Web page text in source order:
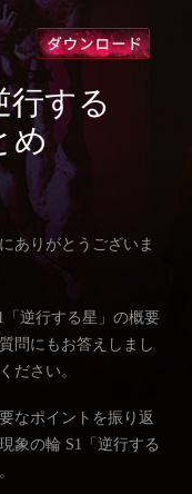
行する
め
ありがとうございま
逆行する星」の概要
問にもお答えしまし
ださい。
なポイントを振り返
象の輪 S1「逆行する